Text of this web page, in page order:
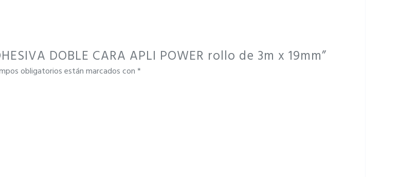
DOBLE CARA APLI POWER rollo de 3m x 19mm”
obligatorios están marcados con*